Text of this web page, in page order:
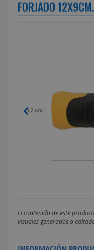
FORJADO 12X9CM.
El contenido de este
visuales generados o